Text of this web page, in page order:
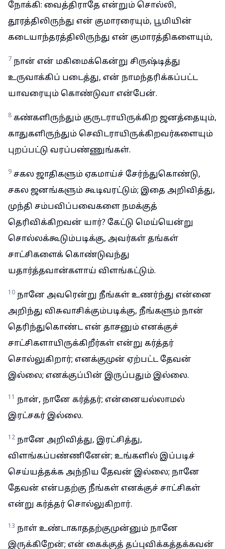
நோக்கி: வைத்திராதே என்றும் சொல்லி,
தூரத்திலிருந்து என் குமாரரையும், பூமியின்
கடையாந்தரத்திலிருந்து என் குமாரத்திகளையும்,
7 நான் என் மகிமைக்கென்று சிருஷ்டித்து
உருவாக்கிப் படைத்து, என் நாமந்தரிக்கப்பட்ட
யாவரையும் கொண்டுவா என்பேன்.
8 கண்களிருந்தும் குருடராயிருக்கிற ஜனத்தையும்,
காதுகளிருந்தும் செவிடராயிருக்கிறவர்களையும்
புறப்பட்டு வரப்பண்ணுங்கள்.
9 சகல ஜாதிகளும் ஏகமாய்ச் சேர்ந்துகொண்டு,
சகல ஜனங்களும் கூடிவரட்டும்; இதை அறிவித்து,
முந்தி சம்பவிப்பவைகளை நமக்குத்
தெரிவிக்கிறவன் யார்? கேட்டு மெய்யென்று
சொல்லக்கூடும்படிக்கு, அவர்கள் தங்கள்
சாட்சிகளைக் கொண்டுவந்து
யதார்த்தவான்களாய் விளங்கட்டும்.
10 நானே அவரென்று நீங்கள் உணர்ந்து என்னை
அறிந்து விசுவாசிக்கும்படிக்கு, நீங்களும் நான்
தெரிந்துகொண்ட என் தாசனும் எனக்குச்
சாட்சிகளாயிருக்கிறீர்கள் என்று கர்த்தர்
சொல்லுகிறார்; எனக்குமுன் ஏற்பட்ட தேவன்
இல்லை; எனக்குப்பின் இருப்பதும் இல்லை.
11 நான், நானே கர்த்தர்; என்னையல்லாமல்
இரட்சகர் இல்லை.
12 நானே அறிவித்து, இரட்சித்து,
விளங்கப்பண்ணினேன்; உங்களில் இப்படிச்
செய்யத்தக்க அந்நிய தேவன் இல்லை; நானே
தேவன் என்பதற்கு நீங்கள் எனக்குச் சாட்சிகள்
என்று கர்த்தர் சொல்லுகிறார்.
13 நாள் உண்டாகாததற்குமுன்னும் நானே
இருக்கிறேன்; என் கைக்குத் தப்புவிக்கத்தக்கவன்